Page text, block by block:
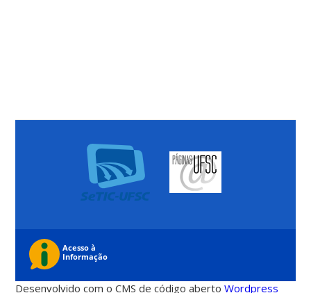
Desenvolvido com o CMS de código abertoWordpress